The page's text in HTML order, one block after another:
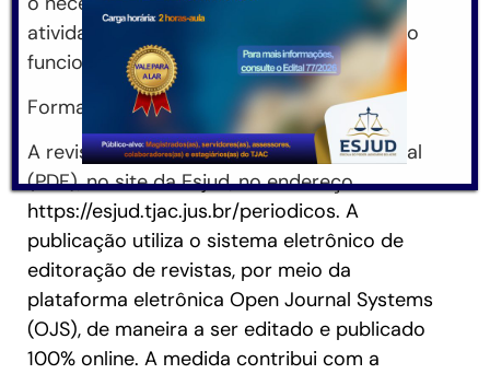
atividades acadêmica e científica do corpo
funcional do Judiciário Estadual.
Formato e linha editorial
A revista está disponível em formato digital
(PDF), no site da Esjud, no endereço
https://esjud.tjac.jus.br/periodicos. A
publicação utiliza o sistema eletrônico de
editoração de revistas, por meio da
plataforma eletrônica Open Journal Systems
(OJS), de maneira a ser editado e publicado
100% online. A medida contribui com a